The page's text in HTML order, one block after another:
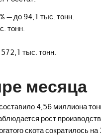
— до 94,1 тыс. тонн.
тонн.
тыс. тонн.
месяца
4,56 миллиона
рост
скота сократилось